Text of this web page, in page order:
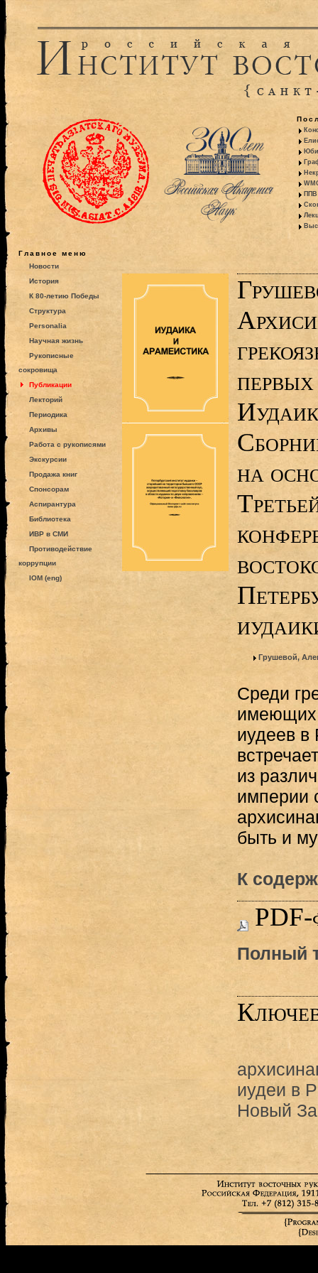
ППВ
Главное меню
Новости
История
К 80-летию Победы
Структура
Personalia
Научная жизнь
Рукописные
сокровища
Публикации
Лекторий
Периодика
Архивы
Работа с рукописями
Экскурсии
Продажа книг
Спонсорам
Аспирантура
Библиотека
ИВР в СМИ
Противодействие
коррупции
IOM (eng)
на
Грушевой,
Среди
имеющих
иудеев в
из
империи
быть и
К
PDF-
Полный
иудеи в
Новый